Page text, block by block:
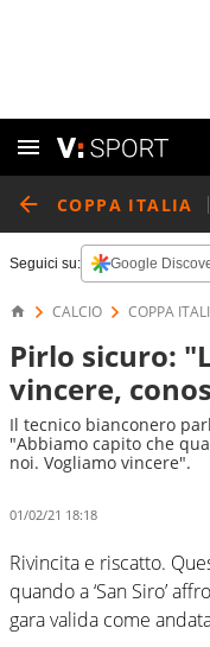
COPPA ITALIA
Seguici su: Google
CALCIO COPPA
Pirlo sicuro:
vincere,
Il tecnico bianconero
"Abbiamo capito che
noi. Vogliamo vincere".
01/02/21 18:18
Rivincita e riscatto.
quando a ‘San Siro’
gara valida come